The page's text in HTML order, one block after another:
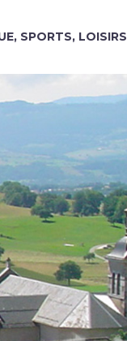
SPORTS, LOISIRS